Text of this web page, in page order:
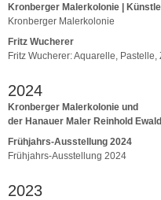
Kronberger Malerkolonie |
Kronberger Malerkolonie
Fritz Wucherer
Fritz Wucherer: Aquarelle,
2024
Kronberger Malerkolonie und
der Hanauer Maler Reinhold Ewald
Frühjahrs-Ausstellung 2024
Frühjahrs-Ausstellung 2024
2023